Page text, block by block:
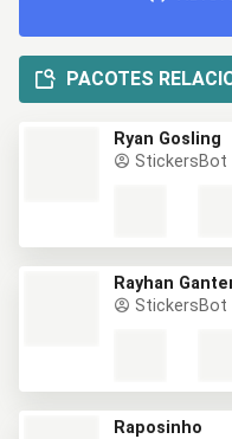
PACOTES
Ryan Gosling
StickersBot
Rayhan
StickersBot
Raposinho